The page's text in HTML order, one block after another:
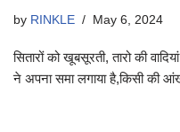
by RINKLE May 6, 2024
सितारों को खूबसूरती, तारो की
ने अपना समा लगाया है,किसी की